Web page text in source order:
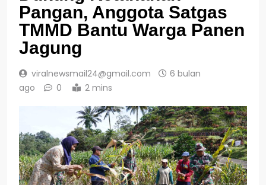
Pangan, Anggota Satgas
TMMD Bantu Warga Panen
Jagung
viralnewsmail24@gmail.com
6 bulan
ago
0 2 mins